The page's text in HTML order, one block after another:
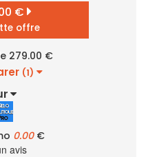
€
offre
279.00 €
(1)
0.00€
avis